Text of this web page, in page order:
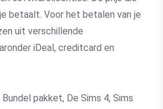
betaalt. Voor het betalen van je
uit verschillende
iDeal, creditcard en
Bundel pakket, De Sims 4, Sims